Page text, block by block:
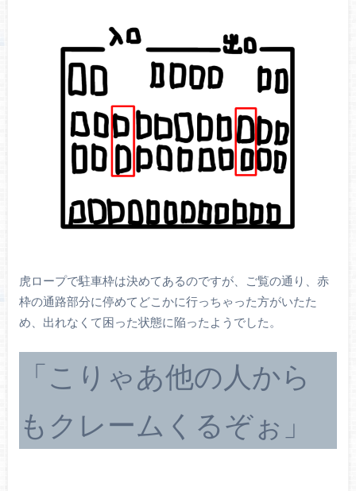
虎ロープで駐車枠は決めてあるのですが、ご覧の通り、赤
枠の通路部分に停めてどこかに行っちゃった方がいたた
め、出れなくて困った状態に陥ったようでした。
「こりゃあ他の人から
もクレームくるぞぉ」